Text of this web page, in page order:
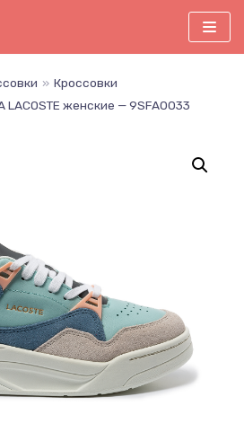
» Кроссовки
LACOSTE женские — 9SFA0033